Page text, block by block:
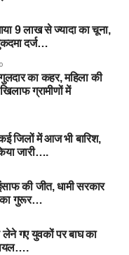
9 लाख से ज्यादा का चूना,
दर्ज…
का कहर, महिला की
ग्रामीणों में
जिलों में आज भी बारिश,
जारी….
की जीत, धामी सरकार
का गुरूर…
गए युवकों पर बाघ का